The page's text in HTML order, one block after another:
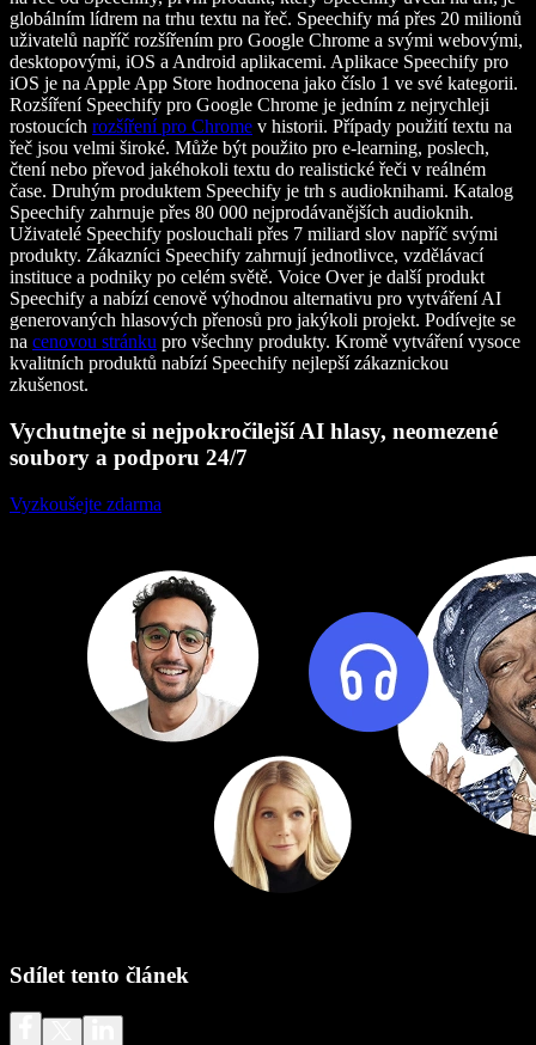
globálním lídrem na trhu textu na řeč. Speechify má přes 20 milionů
uživatelů napříč rozšířením pro Google Chrome a svými webovými,
desktopovými, iOS a Android aplikacemi. Aplikace Speechify pro
iOS je na Apple App Store hodnocena jako číslo 1 ve své kategorii.
Rozšíření Speechify pro Google Chrome je jedním z nejrychleji
rostoucích rozšíření pro Chrome v historii. Případy použití textu na
řeč jsou velmi široké. Může být použito pro e-learning, poslech,
čtení nebo převod jakéhokoli textu do realistické řeči v reálném
čase. Druhým produktem Speechify je trh s audioknihami. Katalog
Speechify zahrnuje přes 80 000 nejprodávanějších audioknih.
Uživatelé Speechify poslouchali přes 7 miliard slov napříč svými
produkty. Zákazníci Speechify zahrnují jednotlivce, vzdělávací
instituce a podniky po celém světě. Voice Over je další produkt
Speechify a nabízí cenově výhodnou alternativu pro vytváření AI
generovaných hlasových přenosů pro jakýkoli projekt. Podívejte se
na cenovou stránku pro všechny produkty. Kromě vytváření vysoce
kvalitních produktů nabízí Speechify nejlepší zákaznickou
zkušenost.
Vychutnejte si nejpokročilejší AI hlasy, neomezené
soubory a podporu 24/7
Vyzkoušejte zdarma
Sdílet tento článek